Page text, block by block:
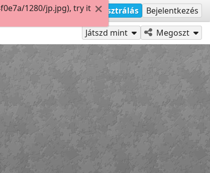
Regisztrálás Bejelentkezés
Játszd mint Megoszt
1280/jp.jpg), try it